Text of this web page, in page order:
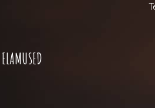
ELAMUSED